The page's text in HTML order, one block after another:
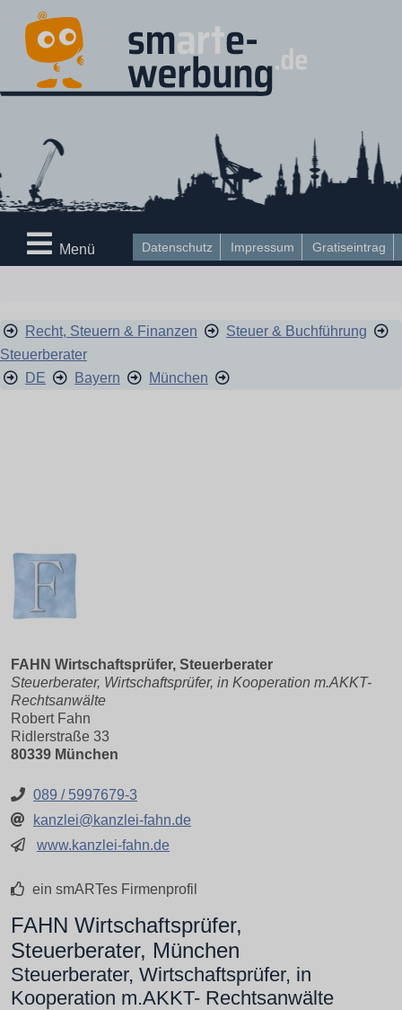
Datenschutz Impressum Gratiseintrag
Menü
Recht, Steuern & Finanzen
Steuer & Buchführung
Steuerberater
DE
Bayern München
FAHN Wirtschaftsprüfer, Steuerberater
Steuerberater, Wirtschaftsprüfer, in Kooperation m.AKKT-
Rechtsanwälte
Robert Fahn
Ridlerstraße 33
80339 München
089 / 5997679-3
kanzlei@kanzlei-fahn.de
www.kanzlei-fahn.de
ein smARTes Firmenprofil
FAHN Wirtschaftsprüfer,
Steuerberater, München
Steuerberater, Wirtschaftsprüfer, in
Kooperation m.AKKT- Rechtsanwälte